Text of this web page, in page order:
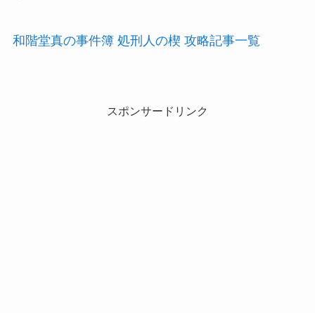
和階堂真の事件簿 処刑人の楔 攻略記事一覧
スポンサードリンク